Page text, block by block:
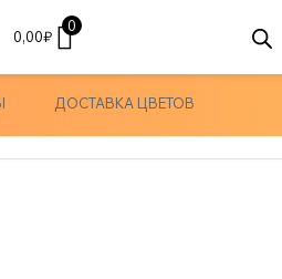
0,00₽
0
ДОСТАВКА ЦВЕТОВ